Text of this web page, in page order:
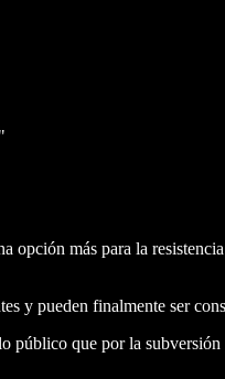
más para la
y pueden finalmente ser
público que por la